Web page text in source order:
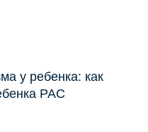
у ребенка: как
РАС